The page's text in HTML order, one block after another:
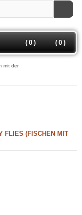
( 0 )
( 0 )
mit der
FLIES (FISCHEN MIT